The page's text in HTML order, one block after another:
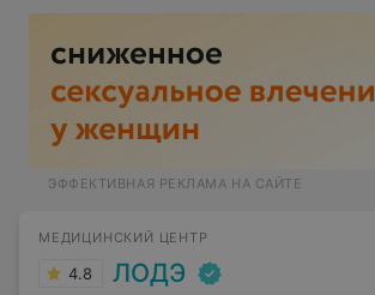
ЭФФЕКТИВНАЯ РЕКЛАМА НА САЙТЕ
МЕДИЦИНСКИЙ ЦЕНТР
4.8 ЛОДЭ